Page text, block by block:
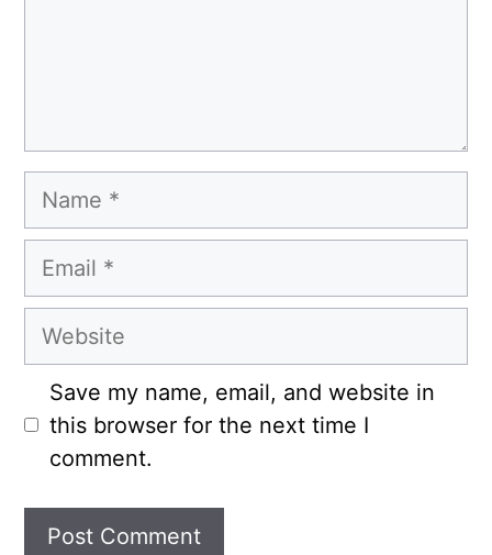
Name
Email
Website
Save my name, email, and website in
this browser for the next time I
comment.